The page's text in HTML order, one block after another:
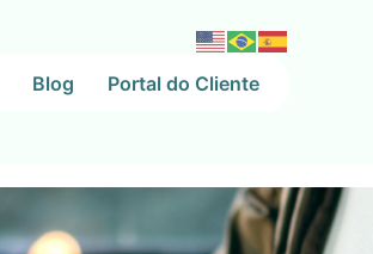
Blog Portal do Cliente